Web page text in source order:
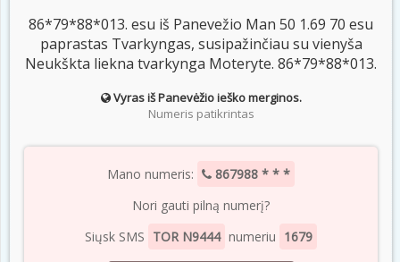
86*79*88*013. esu iš Panevežio Man 50 1.69 70 esu
paprastas Tvarkyngas, susipažinčiau su vienyša
Neukškta liekna tvarkynga Moteryte. 86*79*88*013.
Vyras iš Panevėžio ieško merginos.
Numeris patikrintas
Mano numeris:
867988 * * *
Nori gauti pilną numerį?
Siųsk SMS TOR N9444 numeriu 1679